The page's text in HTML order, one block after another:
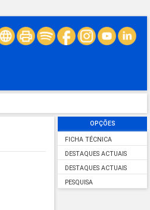
OPÇÕES
FICHA TÉCNICA
DESTAQUES ACTUAIS
DESTAQUES ACTUAIS
PESQUISA